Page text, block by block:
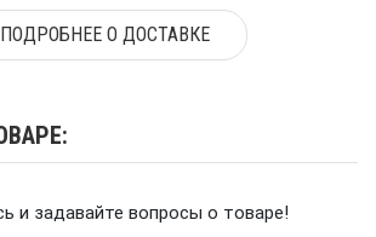
ПОДРОБНЕЕ О ДОСТАВКЕ
и задавайте вопросы о товаре!